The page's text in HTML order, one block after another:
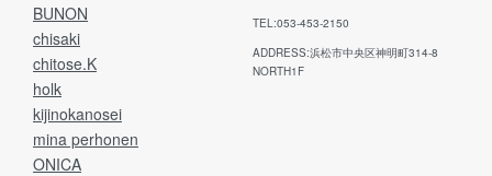
BUNON
chisaki
chitose.K
holk
kijinokanosei
mina perhonen
ONICA
TEL:053-453-2150
ADDRESS:浜松市中央区神明町314-8
NORTH1F